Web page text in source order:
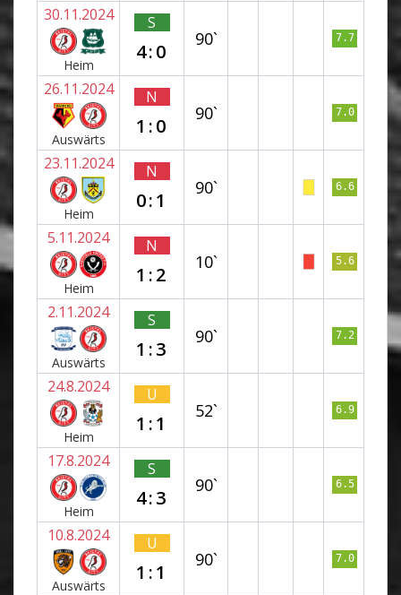
30.11.2024
Heim
S
4:0
90` 7.7
26.11.2024
Auswärts
N
1:0
90` 7.0
23.11.2024
Heim
N
0:1
90` 6.6
5.11.2024
Heim
N
1:2
10` 5.6
2.11.2024
Auswärts
S
1:3
90` 7.2
24.8.2024
Heim
U
1:1
52` 6.9
17.8.2024
Heim
S
4:3
90` 6.5
10.8.2024
Auswärts
U
1:1
90` 7.0